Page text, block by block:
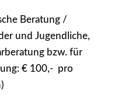
Beratung /
und Jugendliche,
bzw. für
€ 100,- pro